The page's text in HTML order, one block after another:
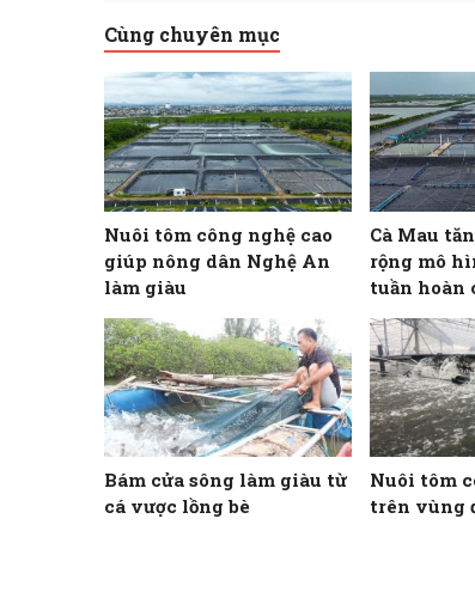
Cùng chuyên mục
Nuôi tôm công nghệ cao
giúp nông dân Nghệ An
làm giàu
Cà Mau
rộng mô
tuần hoàn
Bám cửa sông làm giàu từ
cá vược lồng bè
Nuôi tôm
trên vùng